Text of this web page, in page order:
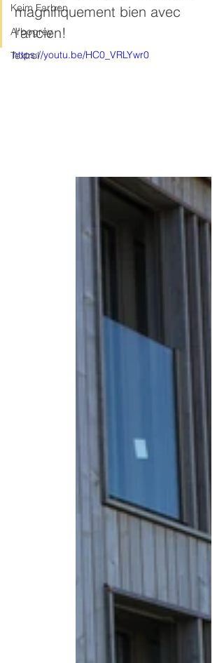
Keim Farben
Arbogrey
Textrol
magnifiquement bien avec
l'ancien!
https://youtu.be/HC0_VRLYwr0